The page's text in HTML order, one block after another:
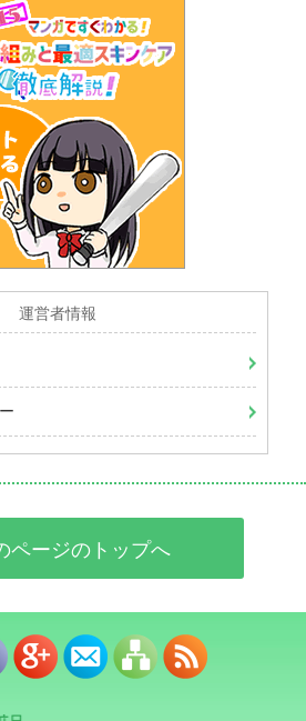
運営者情報
ページのトップへ